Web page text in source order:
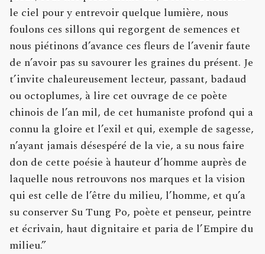
le ciel pour y entrevoir quelque lumière, nous
foulons ces sillons qui regorgent de semences et
nous piétinons d’avance ces fleurs de l’avenir faute
de n’avoir pas su savourer les graines du présent. Je
t’invite chaleureusement lecteur, passant, badaud
ou octoplumes, à lire cet ouvrage de ce poète
chinois de l’an mil, de cet humaniste profond qui a
connu la gloire et l’exil et qui, exemple de sagesse,
n’ayant jamais désespéré de la vie, a su nous faire
don de cette poésie à hauteur d’homme auprès de
laquelle nous retrouvons nos marques et la vision
qui est celle de l’être du milieu, l’homme, et qu’a
su conserver Su Tung Po, poète et penseur, peintre
et écrivain, haut dignitaire et paria de l’Empire du
milieu.”